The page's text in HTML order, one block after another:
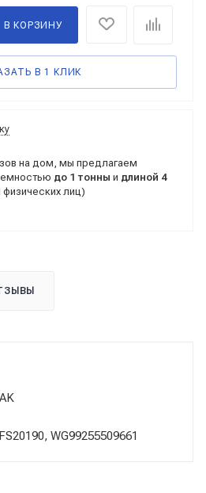
В КОРЗИНУ
В 1 КЛИК
на дом, мы предлагаем
до 1 тонны и длиной 4
лиц)
WG99255509661